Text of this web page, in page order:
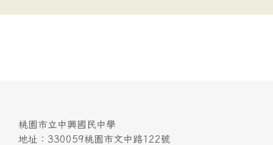
桃園市立中興國民中學
地址：330059桃園市文中路122號